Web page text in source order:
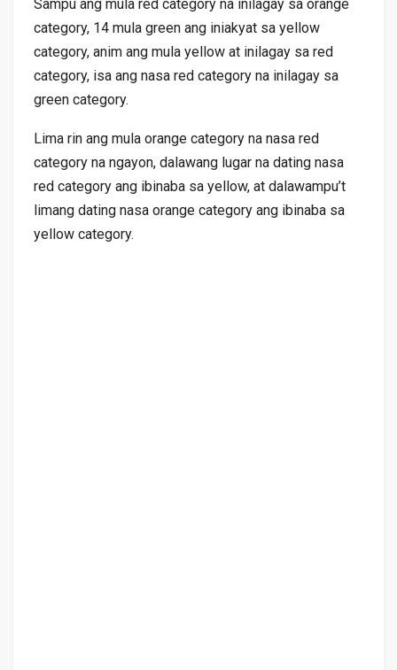
Sampu ang mula red category na inilagay sa orange
category, 14 mula green ang iniakyat sa yellow
category, anim ang mula yellow at inilagay sa red
category, isa ang nasa red category na inilagay sa
green category.
Lima rin ang mula orange category na nasa red
category na ngayon, dalawang lugar na dating nasa
red category ang ibinaba sa yellow, at dalawampu’t
limang dating nasa orange category ang ibinaba sa
yellow category.